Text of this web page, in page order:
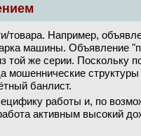
товара. Например,
машины. Объявление
той же серии. Поскольку
мошеннические
банлист.
работы и, по
активным высокий